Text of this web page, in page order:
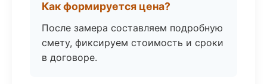
Как формируется цена?
После замера составляем подробную
смету, фиксируем стоимость и сроки
в договоре.